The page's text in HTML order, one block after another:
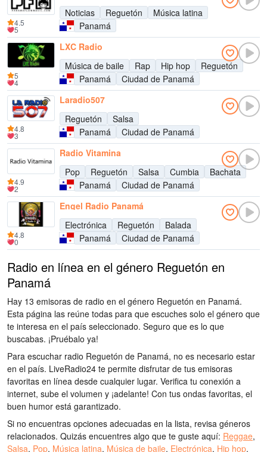
Noticias
Reguetón
Música latina
Panamá
4.5
5
LXC Radio
Música de baile
Rap Hip hop
Reguetón
Panamá
Ciudad de Panamá
5
4
Laradio507
Reguetón
Salsa
Panamá
Ciudad de Panamá
4.8
3
Radio Vitamina
Pop
Reguetón Salsa Cumbia
Bachata
Panamá
Ciudad de Panamá
4.9
2
Engel Radio Panamá
Electrónica
Reguetón
Balada
Panamá
Ciudad de Panamá
4.8
0
Radio en línea en el género Reguetón en
Panamá
Hay 13 emisoras de radio en el género Reguetón en Panamá.
Esta página las reúne todas para que escuches solo el género que
te interesa en el país seleccionado. Seguro que es lo que
buscabas. ¡Pruébalo ya!
Para escuchar radio Reguetón de Panamá, no es necesario estar
en el país. LiveRadio24 te permite disfrutar de tus emisoras
favoritas en línea desde cualquier lugar. Verifica tu conexión a
internet, sube el volumen y ¡adelante! Con tus ondas favoritas, el
buen humor está garantizado.
Si no encuentras opciones adecuadas en la lista, revisa géneros
relacionados. Quizás encuentres algo que te guste aquí: Reggae,
Salsa, Pop, Música latina, Música de baile, Electrónica, Hip hop,